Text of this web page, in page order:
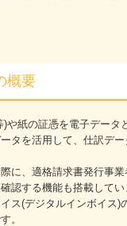
ンサルタント
設立
針
概要
や紙の証憑を電子データ
タを活用して、仕訳デ
に、適格請求書発行事
認する機能も搭載してい
ス(デジタルインボイス)
。